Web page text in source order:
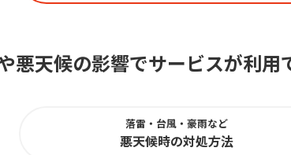
悪天候の影響でサービスが利用
落雷・台風・豪雨など
悪天候時の対処方法